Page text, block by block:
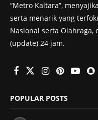
“Metro Kaltara”,
serta menarik yang
Nasional serta
(update) 24 jam.
POPULAR POSTS